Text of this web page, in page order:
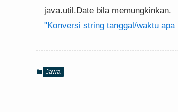
java.util.Date bila memungkinkan.
"Konversi string tanggal/waktu
Jawa